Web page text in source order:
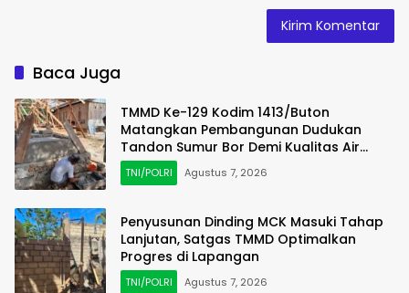
Baca Juga
TMMD Ke-129 Kodim 1413/Buton
Matangkan Pembangunan Dudukan
Tandon Sumur Bor Demi Kualitas Air
Bersih
TNI/POLRI Agustus 7, 2026
Penyusunan Dinding MCK Masuki Tahap
Lanjutan, Satgas TMMD Optimalkan
Progres di Lapangan
TNI/POLRI Agustus 7, 2026